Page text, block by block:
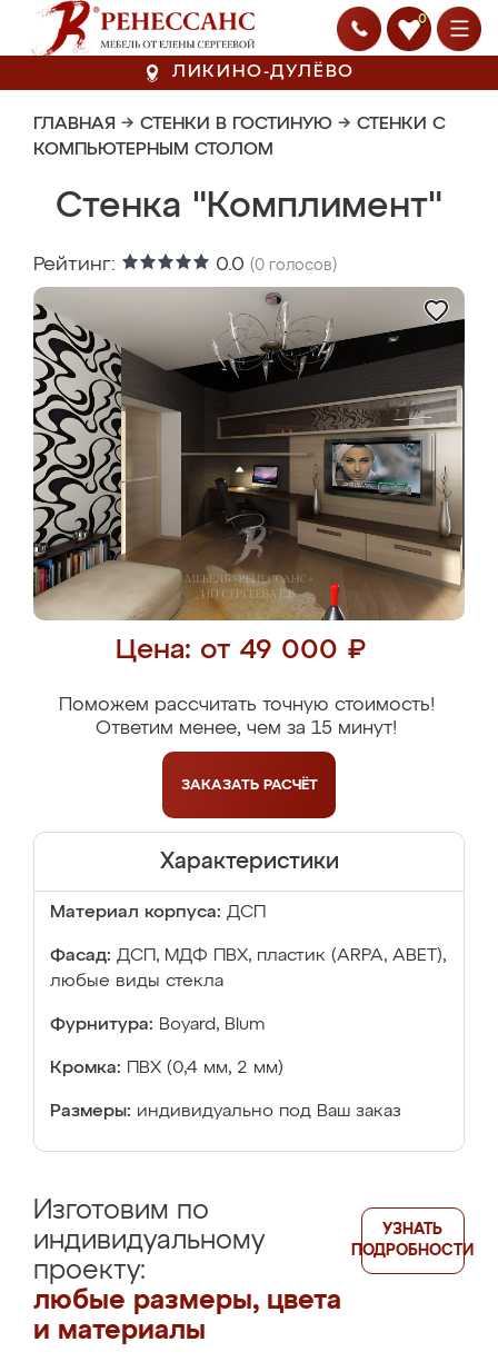
0
ЛИКИНО-ДУЛЁВО
ГЛАВНАЯ → СТЕНКИ В ГОСТИНУЮ → СТЕНКИ С
КОМПЬЮТЕРНЫМ СТОЛОМ
Стенка "Комплимент"
Рейтинг: 0.0 (0 голосов)
Цена: от 49 000 ₽
Поможем рассчитать точную стоимость!
Ответим менее, чем за 15 минут!
ЗАКАЗАТЬ РАСЧЁТ
Характеристики
Материал корпуса: ДСП
Фасад: ДСП, МДФ ПВХ, пластик (ARPA, ABET),
любые виды стекла
Фурнитура: Boyard, Blum
Кромка: ПВХ (0,4 мм, 2 мм)
Размеры: индивидуально под Ваш заказ
Изготовим по
индивидуальному
проекту:
любые размеры, цвета
и материалы
УЗНАТЬ
ПОДРОБНОСТИ